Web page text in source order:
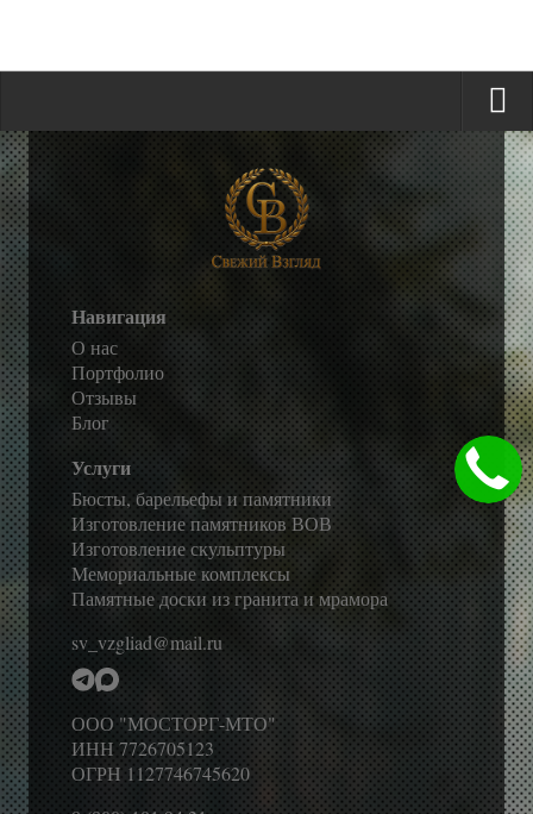
Навигация
О нас
Портфолио
Отзывы
Блог
Услуги
Бюсты, барельефы и памятники
Изготовление памятников ВОВ
Изготовление скульптуры
Мемориальные комплексы
Памятные доски из гранита и мрамора
sv_vzgliad@mail.ru
ООО "МОСТОРГ-МТО"
ИНН 7726705123
ОГРН 1127746745620